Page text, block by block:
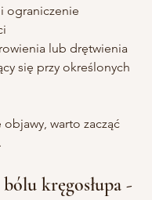
ograniczenie
lub drętwienia
się przy określonych
objawy, warto zacząć
kręgosłupa -